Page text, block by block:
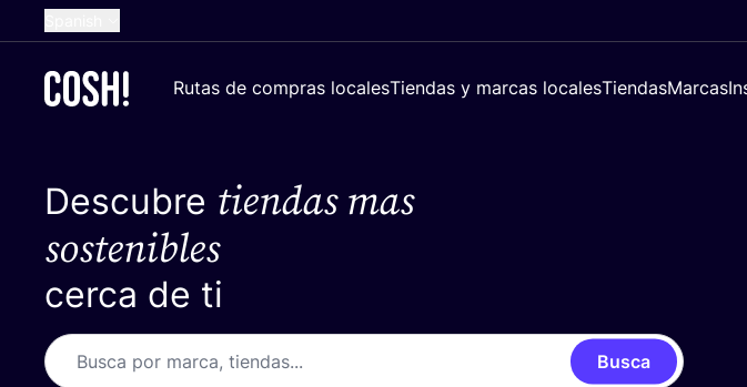
Dutch
German
Rutas de compras localesTiendas y marcas localesTiendasMarcas
Descubre tiendas mas
sostenibles
cerca de ti
Busca